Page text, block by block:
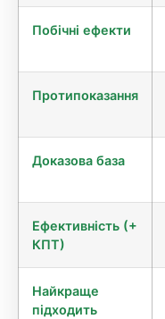
Побічні ефекти
Протипоказання
Доказова база
Ефективність (+
КПТ)
Найкраще
підходить